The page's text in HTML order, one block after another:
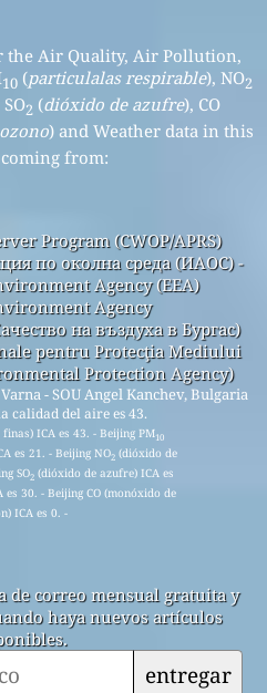
the Air Quality, Air Pollution,
10 (particulalas respirable), NO2
2 (dióxido de azufre), CO
ozono) and Weather data in this
from:
Program (CWOP/APRS)
по околна среда (ИАОС) -
Agency (EEA)
Agency
на въздуха в Бургас)
pentru Protecţia Mediului
Protection Agency)
- SOU Angel Kanchev, Bulgaria
calidad del aire es 43.
ICA es 43. - Beijing PM10
es 21. - Beijing NO2(dióxido de
SO2(dióxido de azufre) ICA es
es 30. - Beijing CO (monóxido de
ICA es 0. -
de correo mensual gratuita y
haya nuevos artículos
entregar